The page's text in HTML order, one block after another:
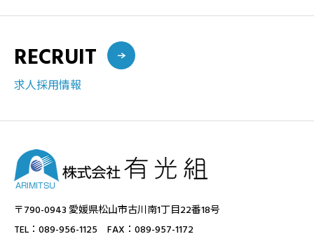
RECRUIT
求人採用情報
〒790-0943 愛媛県松山市古川南1丁目22番18号
TEL：089-956-1125 FAX：089-957-1172